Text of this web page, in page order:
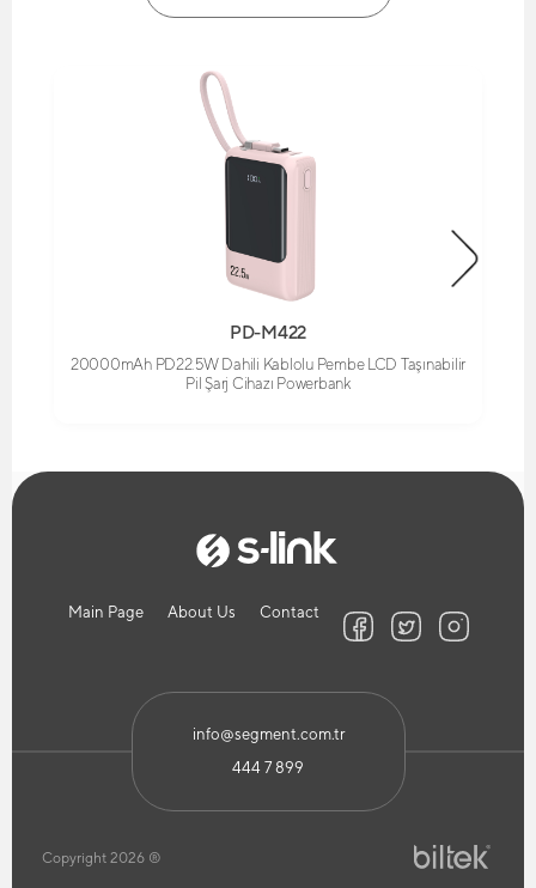
PD-M422
20000mAh PD22.5W Dahili Kablolu Pembe LCD Taşınabilir
Pil Şarj Cihazı Powerbank
Main Page About Us Contact
info@segment.com.tr
444 7 899
Copyright 2026 ®